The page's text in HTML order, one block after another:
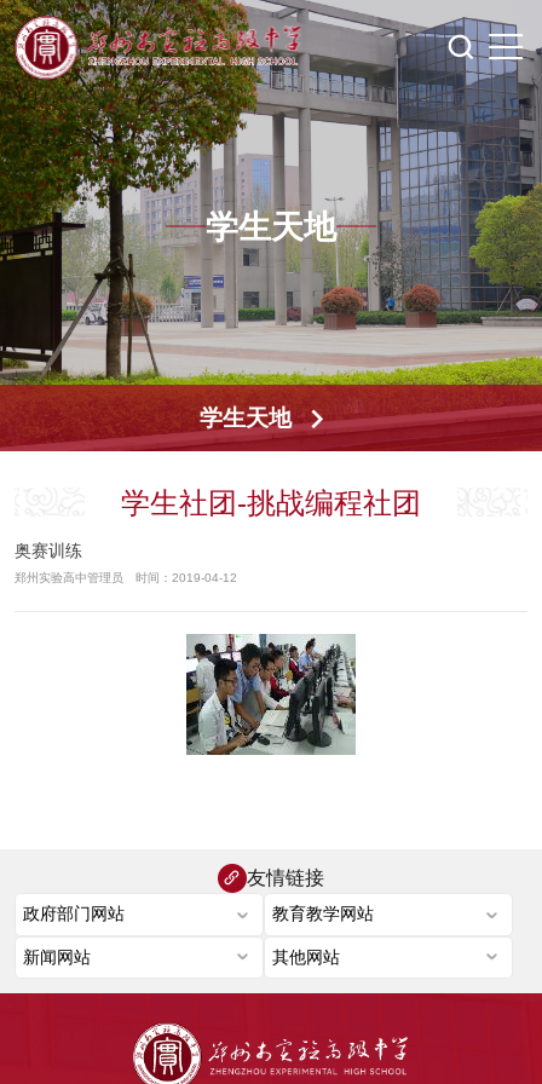
学生天地
学生天地
学生社团-挑战编程社团
奥赛训练
郑州实验高中管理员 时间：2019-04-12
友情链接